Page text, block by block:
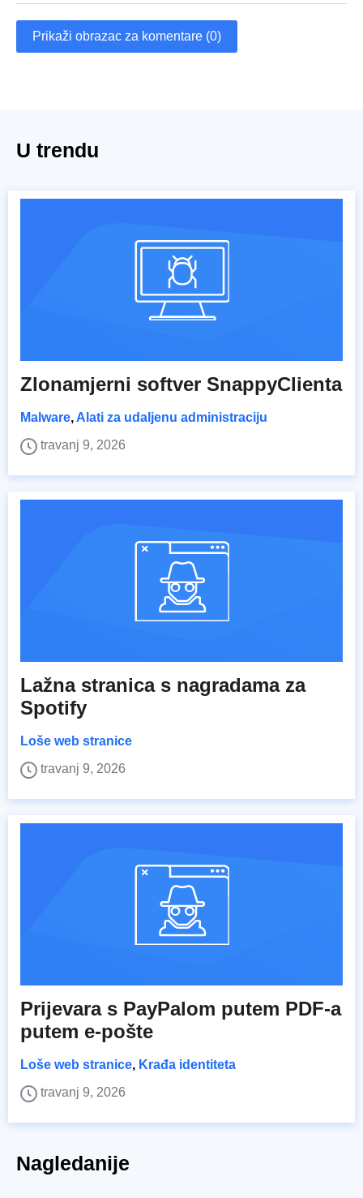
Prikaži obrazac za komentare (0)
U trendu
Zlonamjerni softver SnappyClienta
Malware, Alati za udaljenu administraciju
travanj 9, 2026
Lažna stranica s nagradama za
Spotify
Loše web stranice
travanj 9, 2026
Prijevara s PayPalom putem PDF-a
putem e-pošte
Loše web stranice, Krađa identiteta
travanj 9, 2026
Nagledanije